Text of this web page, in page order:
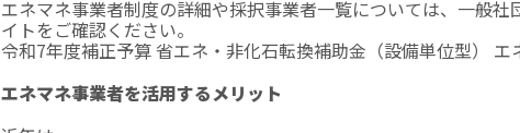
エネマネ事業者制度の詳細や採択事業者一覧については、一般
イトをご確認ください。
令和7年度補正予算 省エネ・非化石転換補助金（設備単位型） エ
エネマネ事業者を活用するメリット